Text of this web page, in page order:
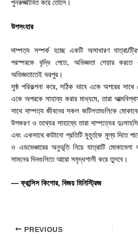
পুনরুজ্জীবিত করে তোলে।
উপসংহার
দাম্পত্য সম্পর্ক হচ্ছে একটি অসাধারণ যাত্রা/
পরস্পরকে বৃদ্ধি পেতে, অভিজ্ঞতা শেয়ার
অভিজ্ঞতাতেই ভরপুর।
সুষ্ঠ পরিকল্পনা করে, সঠিক ভাবে একে অপরের
একে অপরকে সাহায্য করার মাধ্যমে, তারা
সাথে দাম্পত্য জীবনের সকল জটিলতাগুলিকে
উপকরণ ও তথ্যের সাহায্যে তারা দাম্পত্যের
এবং একসাথে কাটানো প্রতিটি মুহূর্তকে মুল্য দিতে
ও এডভেঞ্চারের অনুভূতি নিয়ে যাত্রাটি মোকাবেলা
সামনের দিনগুলিতে আরো সমৃদ্ধশালী করে তুলবে।
— ফ্রান্সিস কিশোর, বিজয় মিনিস্ট্রিজ
PREVIOUS